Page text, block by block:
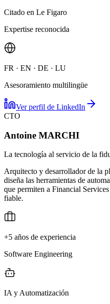
Citado en Le Figaro
Expertise reconocida
FR · EN · DE · LU
Asesoramiento multilingüe
Ver perfil de LinkedIn
CTO
Antoine MARCHI
La tecnología al servicio de la
Arquitecto y desarrollador de la
diseña las herramientas de
que permiten a Financial
fiable.
+5 años de experiencia
Software Engineering
IA y Automatización